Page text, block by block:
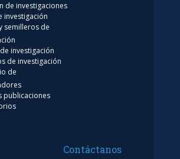
de investigaciones
investigación
semilleros de
investigación
de investigación
de
publicaciones
Contáctanos